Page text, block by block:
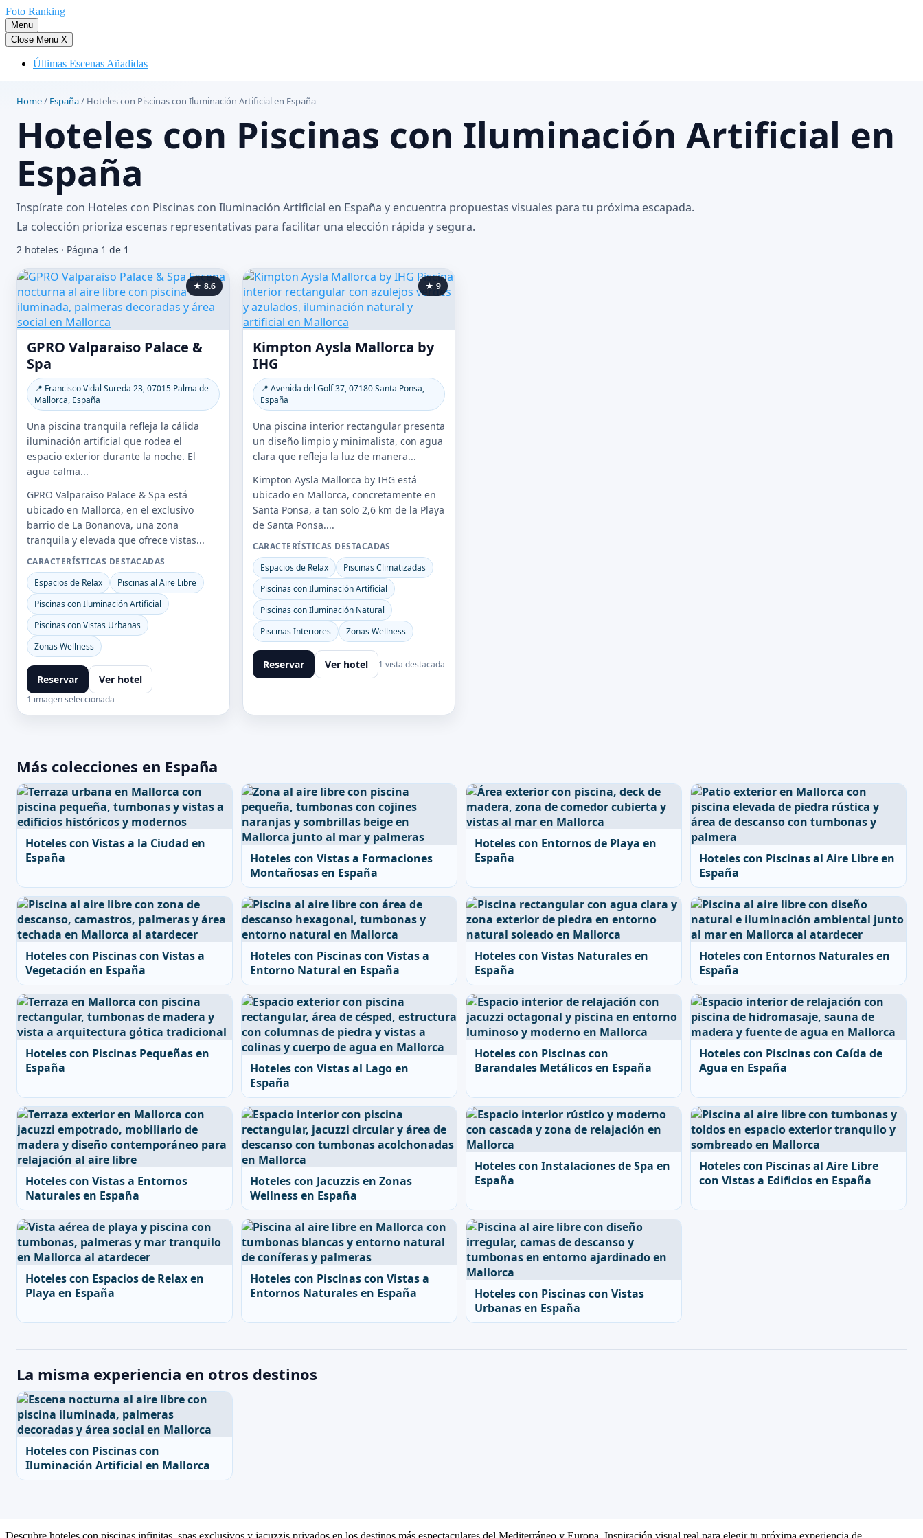
Saltar
al
contenido
Foto Ranking
Menu
Close Menu X
Últimas Escenas Añadidas
Home/ España/ Hoteles con Piscinas con Iluminación Artificial en España
Hoteles con Piscinas con Iluminación Artificial en
España
Inspírate con Hoteles con Piscinas con Iluminación Artificial en España y encuentra propuestas visuales para tu próxima escapada.
La colección prioriza escenas representativas para facilitar una elección rápida y segura.
2 hoteles · Página 1 de 1
★ 8.6
GPRO Valparaiso Palace &
Spa
📍 Francisco Vidal Sureda 23, 07015 Palma de
Mallorca, España
Una piscina tranquila refleja la cálida
iluminación artificial que rodea el
espacio exterior durante la noche. El
agua calma...
GPRO Valparaiso Palace & Spa está
ubicado en Mallorca, en el exclusivo
barrio de La Bonanova, una zona
tranquila y elevada que ofrece vistas...
CARACTERÍSTICAS DESTACADAS
Espacios de Relax
Piscinas al Aire Libre
Piscinas con Iluminación Artificial
Piscinas con Vistas Urbanas
Zonas Wellness
Reservar Ver hotel
1 imagen seleccionada
★ 9
Kimpton Aysla Mallorca by
IHG
📍 Avenida del Golf 37, 07180 Santa Ponsa,
España
Una piscina interior rectangular presenta
un diseño limpio y minimalista, con agua
clara que refleja la luz de manera...
Kimpton Aysla Mallorca by IHG está
ubicado en Mallorca, concretamente en
Santa Ponsa, a tan solo 2,6 km de la Playa
de Santa Ponsa....
CARACTERÍSTICAS DESTACADAS
Espacios de Relax
Piscinas Climatizadas
Piscinas con Iluminación Artificial
Piscinas con Iluminación Natural
Piscinas Interiores
Zonas Wellness
Reservar Ver hotel 1 vista destacada
Más colecciones en España
Hoteles con Vistas a la Ciudad en
España
Hoteles con Vistas a Formaciones
Montañosas en España
Hoteles con Entornos de Playa en
España
Hoteles con Piscinas al Aire Libre en
España
Hoteles con Piscinas con Vistas a
Vegetación en España
Hoteles con Piscinas con Vistas a
Entorno Natural en España
Hoteles con Vistas Naturales en
España
Hoteles con Entornos Naturales en
España
Hoteles con Piscinas Pequeñas en
España
Hoteles con Vistas al Lago en
España
Hoteles con Piscinas con
Barandales Metálicos en España
Hoteles con Piscinas con Caída de
Agua en España
Hoteles con Vistas a Entornos
Naturales en España
Hoteles con Jacuzzis en Zonas
Wellness en España
Hoteles con Instalaciones de Spa en
España
Hoteles con Piscinas al Aire Libre
con Vistas a Edificios en España
Hoteles con Espacios de Relax en
Playa en España
Hoteles con Piscinas con Vistas a
Entornos Naturales en España
Hoteles con Piscinas con Vistas
Urbanas en España
La misma experiencia en otros destinos
Hoteles con Piscinas con
Iluminación Artificial en Mallorca
Descubre hoteles con piscinas infinitas, spas exclusivos y jacuzzis privados en los destinos más espectaculares del Mediterráneo y Europa. Inspiración visual real para elegir tu próxima experiencia de